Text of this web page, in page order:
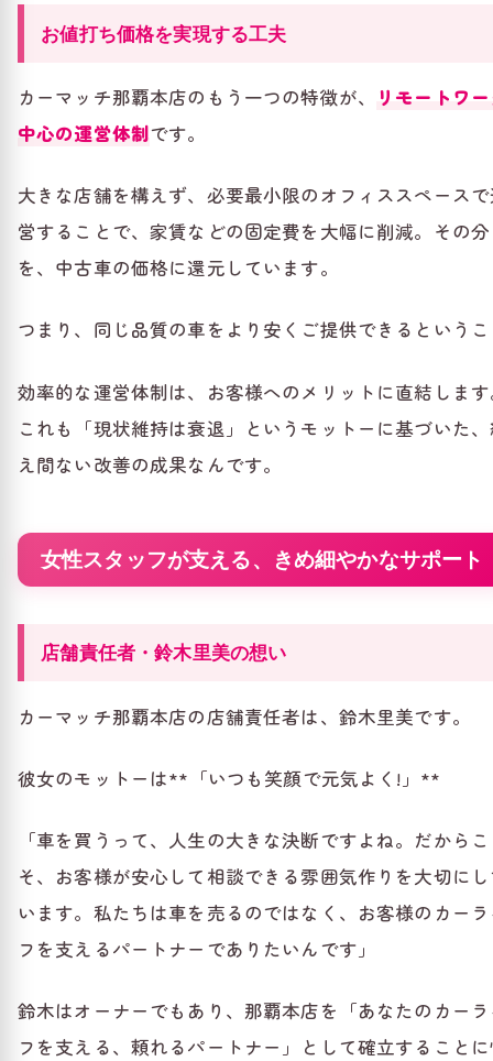
お値打ち価格を実現する工夫
カーマッチ那覇本店のもう一つの特徴が、
リモートワ
中心の運営体制です。
大きな店舗を構えず、必要最小限のオフィススペース
営することで、家賃などの固定費を大幅に削減。その分
を、中古車の価格に還元しています。
つまり、同じ品質の車をより安くご提供できるという
効率的な運営体制は、お客様へのメリットに直結しま
これも「現状維持は衰退」というモットーに基づいた
え間ない改善の成果なんです。
女性スタッフが支える、きめ細やかなサポート‍
店舗責任者・鈴木里美の想い
カーマッチ那覇本店の店舗責任者は、鈴木里美です。
彼女のモットーは**「いつも笑顔で元気よく!」**
「車を買うって、人生の大きな決断ですよね。だからこ
そ、お客様が安心して相談できる雰囲気作りを大切に
います。私たちは車を売るのではなく、お客様のカー
フを支えるパートナーでありたいんです」
鈴木はオーナーでもあり、那覇本店を「あなたのカー
フを支える、頼れるパートナー」として確立すること